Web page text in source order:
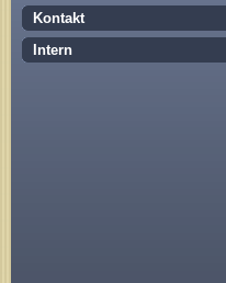
Kontakt
Intern